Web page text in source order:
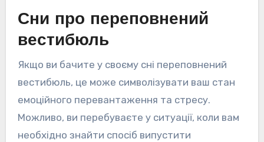
Сни про переповнений
вестибюль
Якщо ви бачите у своєму сні переповнений
вестибюль, це може символізувати ваш стан
емоційного перевантаження та стресу.
Можливо, ви перебуваєте у ситуації, коли вам
необхідно знайти спосіб випустити